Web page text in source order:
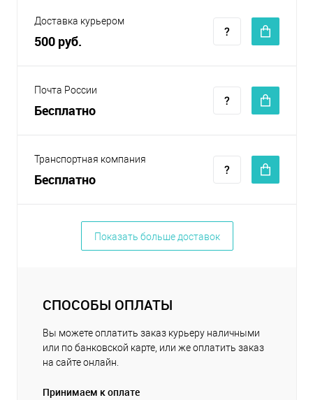
Доставка курьером
500 руб.
Почта России
Бесплатно
Транспортная компания
Бесплатно
Показать больше доставок
СПОСОБЫ ОПЛАТЫ
Вы можете оплатить заказ курьеру наличными
или по банковской карте, или же оплатить заказ
на сайте онлайн.
Принимаем к оплате